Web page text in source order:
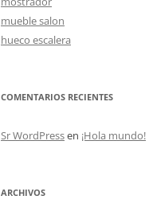
mueble salon
hueco escalera
COMENTARIOS RECIENTES
Sr WordPressen ¡Hola mundo!
ARCHIVOS